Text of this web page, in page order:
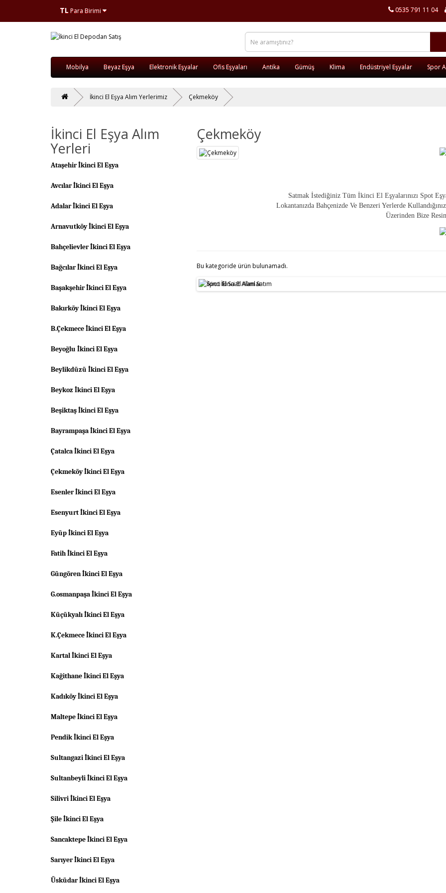
TL Para Birimi 0535 791 11 04
Mobilya Beyaz Eşya Elektronik Eşyalar Ofis Eşyaları Antika Gümüş Klima Endüstriyel Eşyalar Spor
İkinci El Eşya Alım Yerlerimiz Çekmeköy
İkinci El Eşya Alım
Yerleri
Ataşehir İkinci El Eşya
Avcılar İkinci El Eşya
Adalar İkinci El Eşya
Arnavutköy İkinci El Eşya
Bahçelievler İkinci El Eşya
Bağcılar İkinci El Eşya
Başakşehir İkinci El Eşya
Bakırköy İkinci El Eşya
B.Çekmece İkinci El Eşya
Beyoğlu İkinci El Eşya
Beylikdüzü İkinci El Eşya
Beykoz İkinci El Eşya
Beşiktaş İkinci El Eşya
Bayrampaşa İkinci El Eşya
Çatalca İkinci El Eşya
Çekmeköy İkinci El Eşya
Esenler İkinci El Eşya
Esenyurt İkinci El Eşya
Eyüp İkinci El Eşya
Fatih İkinci El Eşya
Güngören İkinci El Eşya
G.osmanpaşa İkinci El Eşya
Küçükyalı İkinci El Eşya
K.Çekmece İkinci El Eşya
Kartal İkinci El Eşya
Kağithane İkinci El Eşya
Kadıköy İkinci El Eşya
Maltepe İkinci El Eşya
Pendik İkinci El Eşya
Sultangazi İkinci El Eşya
Sultanbeyli İkinci El Eşya
Silivri İkinci El Eşya
Şile İkinci El Eşya
Sancaktepe İkinci El Eşya
Sarıyer İkinci El Eşya
Üsküdar İkinci El Eşya
Çekmeköy
Satmak İstediğiniz Tüm İkinci El Eşyalarınızı Spot
Lokantanızda Bahçenizde Ve Benzeri Yerlerde
Üzerinden Bize
Bu kategoride ürün bulunamadı.